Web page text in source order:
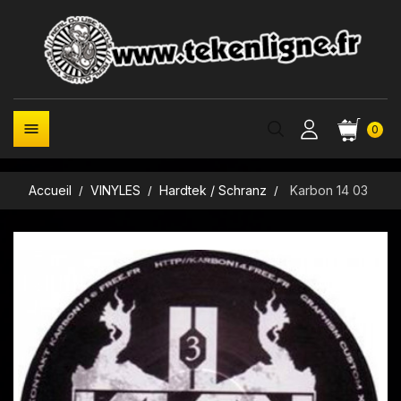
0

Accueil VINYLES Hardtek / Schranz Karbon 14 03